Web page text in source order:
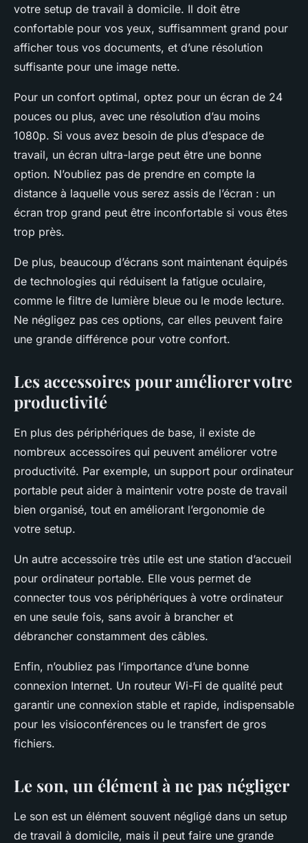
votre setup de travail à domicile. Il doit être
confortable pour vos yeux, suffisamment grand pour
afficher tous vos documents, et d’une résolution
suffisante pour une image nette.
Pour un confort optimal, optez pour un écran de 24
pouces ou plus, avec une résolution d’au moins
1080p. Si vous avez besoin de plus d’espace de
travail, un écran ultra-large peut être une bonne
option. N’oubliez pas de prendre en compte la
distance à laquelle vous serez assis de l’écran : un
écran trop grand peut être inconfortable si vous êtes
trop près.
De plus, beaucoup d’écrans sont maintenant équipés
de technologies qui réduisent la fatigue oculaire,
comme le filtre de lumière bleue ou le mode lecture.
Ne négligez pas ces options, car elles peuvent faire
une grande différence pour votre confort.
Les accessoires pour améliorer votre
productivité
En plus des périphériques de base, il existe de
nombreux accessoires qui peuvent améliorer votre
productivité. Par exemple, un support pour ordinateur
portable peut aider à maintenir votre poste de travail
bien organisé, tout en améliorant l’ergonomie de
votre setup.
Un autre accessoire très utile est une station d’accueil
pour ordinateur portable. Elle vous permet de
connecter tous vos périphériques à votre ordinateur
en une seule fois, sans avoir à brancher et
débrancher constamment des câbles.
Enfin, n’oubliez pas l’importance d’une bonne
connexion Internet. Un routeur Wi-Fi de qualité peut
garantir une connexion stable et rapide, indispensable
pour les visioconférences ou le transfert de gros
fichiers.
Le son, un élément à ne pas négliger
Le son est un élément souvent négligé dans un setup
de travail à domicile, mais il peut faire une grande